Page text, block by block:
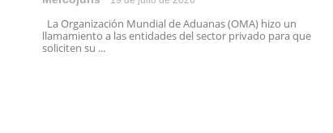
La Organización Mundial de Aduanas (OMA) hizo un
llamamiento a las entidades del sector privado para que
soliciten su ...